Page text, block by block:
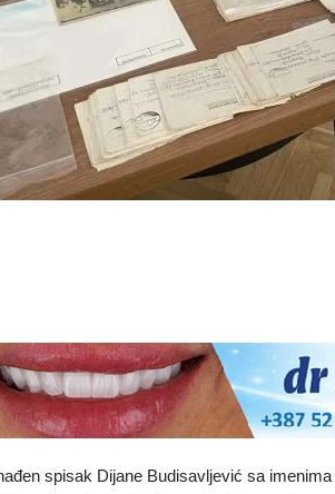
spisak Dijane Budisavljević sa